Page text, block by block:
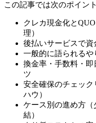
この記事では次のポイン
クレカ現金化と
理）
後払いサービスで
一般的に語られるや
換金率・手数料・即
ツ
安全確保のチェッ
ハウ）
ケース別の進め方
結）